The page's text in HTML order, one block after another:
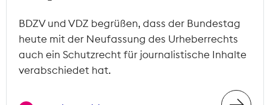
BDZV und VDZ begrüßen, dass der Bundestag
heute mit der Neufassung des Urheberrechts
auch ein Schutzrecht für journalistische Inhalte
verabschiedet hat.